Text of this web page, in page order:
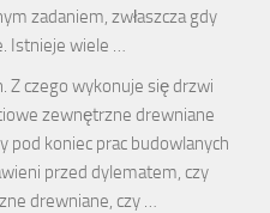
zadaniem, zwłaszcza gdy
Istnieje wiele …
Z czego wykonuje się drzwi
zewnętrzne drewniane
pod koniec prac budowlanych
przed dylematem, czy
drewniane, czy …